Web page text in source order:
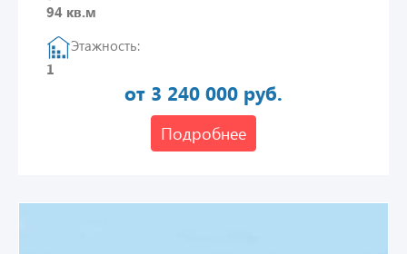
94 кв.м
Этажность:
1
от 3 240 000 руб.
Подробнее